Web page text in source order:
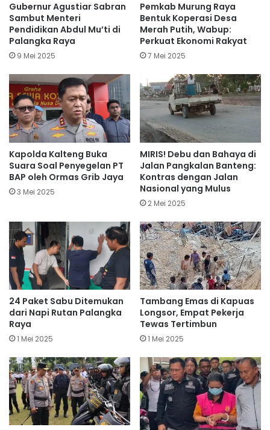
Gubernur Agustiar Sabran
Sambut Menteri
Pendidikan Abdul Mu’ti di
Palangka Raya
9 Mei 2025
Pemkab Murung Raya
Bentuk Koperasi Desa
Merah Putih, Wabup:
Perkuat Ekonomi Rakyat
7 Mei 2025
Kapolda Kalteng Buka
Suara Soal Penyegelan PT
BAP oleh Ormas Grib Jaya
3 Mei 2025
MIRIS! Debu dan Bahaya di
Jalan Pangkalan Banteng:
Kontras dengan Jalan
Nasional yang Mulus
2 Mei 2025
24 Paket Sabu Ditemukan
dari Napi Rutan Palangka
Raya
1 Mei 2025
Tambang Emas di Kapuas
Longsor, Empat Pekerja
Tewas Tertimbun
1 Mei 2025